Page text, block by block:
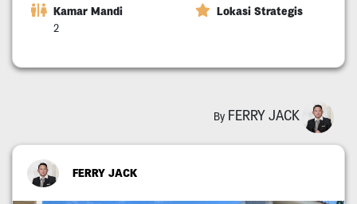
Kamar Mandi
2
Lokasi Strategis
By FERRY JACK
FERRY JACK